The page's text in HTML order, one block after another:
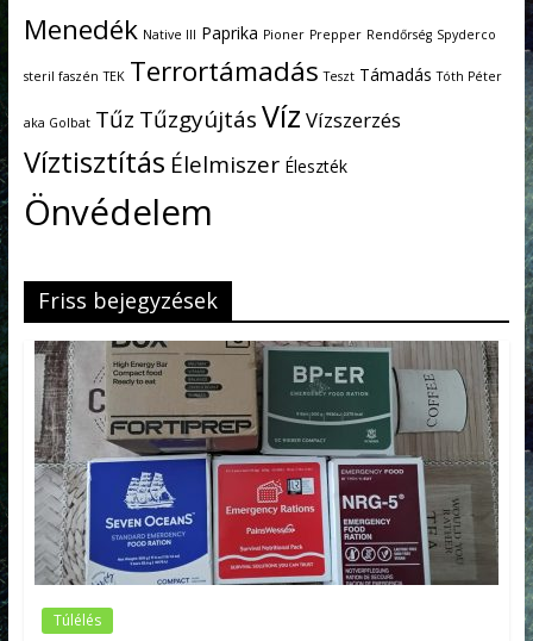
Menedék Native III Paprika Pioner Prepper Rendőrség Spyderco
steril faszén TEK Terrortámadás Teszt Támadás Tóth Péter
aka Golbat Tűz TűzgyújtásVíz Vízszerzés
Víztisztítás Élelmiszer Éleszték
Önvédelem
Friss bejegyzések
Túlélés